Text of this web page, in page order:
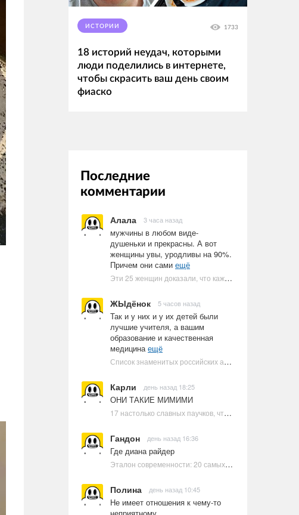
ИСТОРИИ 1733
18 историй неудач, которыми
люди поделились в интернете,
чтобы скрасить ваш день своим
фиаско
Последние
комментарии
Алала 3 часа назад
мужчины в любом виде-
душеньки и прекрасны. А вот
женщины увы, уродливы на 90%.
Причем они сами ещё
Эти 25 женщин доказали, что каждое тело имеет право быть в бикини
ЖЫдёнок 5 часов назад
Так и у них и у их детей были
лучшие учителя, а вашим
образование и качественная
медицинаещё
Список знаменитых российских артистов-евреев | Ультрамарин
Карли день назад 18:25
ОНИ ТАКИЕ МИМИМИ
17 настолько славных паучков, что даже у арахнофобов появится желание их погладить
Гандон день назад 16:36
Где диана райдер
Эталон современности: 20 самых красивых и привлекательных актрис Голливуда, по мнению Google | Ультрамарин
Полина день назад 10:45
Не имеет отношения к чему-то